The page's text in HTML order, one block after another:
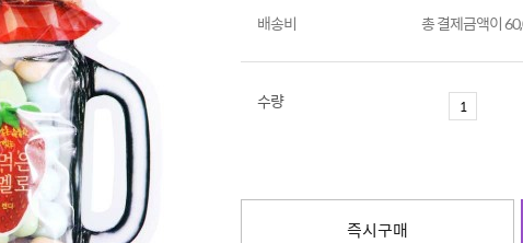
배송비 총 결제금액이
수량
즉시구매